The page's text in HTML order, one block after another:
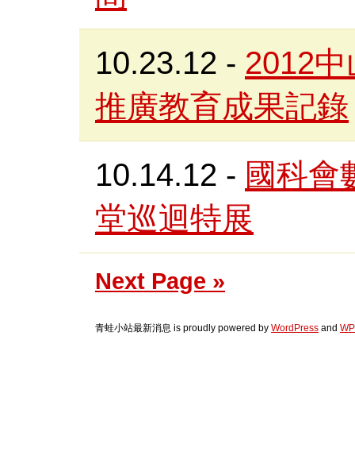
10.23.12 - 2012
推廣教育成果記錄
10.14.12 - 國科會
堂巡迴特展
Next Page »
青蛙小站最新消息 is proudly powered by WordPress and